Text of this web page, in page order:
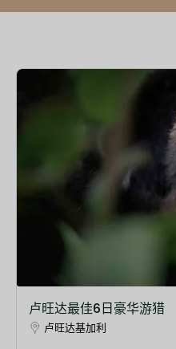
卢旺达最佳6日豪华游猎
卢旺达基加利